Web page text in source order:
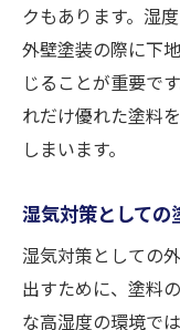
クもあります。湿
外壁塗装の際に下
じることが重要で
れだけ優れた塗料
しまいます。
湿気対策としての
湿気対策としての
出すために、塗料
な高湿度の環境で